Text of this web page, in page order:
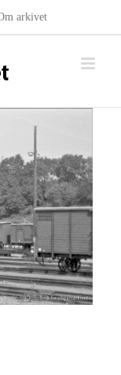
arkivet